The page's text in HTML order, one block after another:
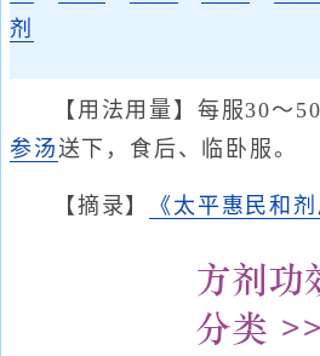
剂
【用法用量】每服30～
参汤 送下，食后、临卧服。
【摘录】 《太平惠民和